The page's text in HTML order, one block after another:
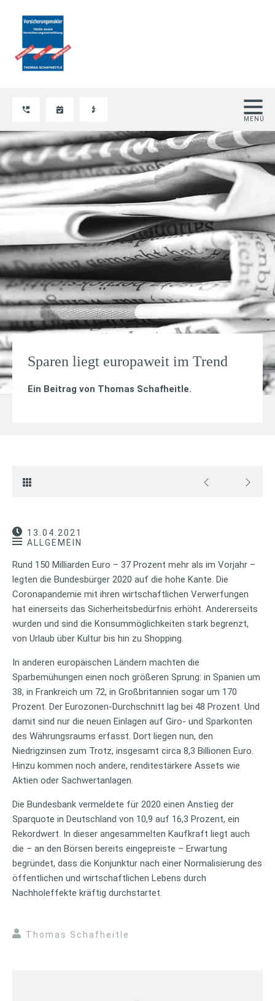
Sparen liegt europaweit im Trend
Ein Beitrag von Thomas Schafheitle.
13.04.2021
ALLGEMEIN
Rund 150 Milliarden Euro – 37 Prozent mehr als im Vorjahr –
legten die Bundesbürger 2020 auf die hohe Kante. Die
Coronapandemie mit ihren wirtschaftlichen Verwerfungen
hat einerseits das Sicherheitsbedürfnis erhöht. Andererseits
wurden und sind die Konsummöglichkeiten stark begrenzt,
von Urlaub über Kultur bis hin zu Shopping.
In anderen europäischen Ländern machten die
Sparbemühungen einen noch größeren Sprung: in Spanien um
38, in Frankreich um 72, in Großbritannien sogar um 170
Prozent. Der Eurozonen-Durchschnitt lag bei 48 Prozent. Und
damit sind nur die neuen Einlagen auf Giro- und Sparkonten
des Währungsraums erfasst. Dort liegen nun, den
Niedrigzinsen zum Trotz, insgesamt circa 8,3 Billionen Euro.
Hinzu kommen noch andere, renditestärkere Assets wie
Aktien oder Sachwertanlagen.
Die Bundesbank vermeldete für 2020 einen Anstieg der
Sparquote in Deutschland von 10,9 auf 16,3 Prozent, ein
Rekordwert. In dieser angesammelten Kaufkraft liegt auch
die – an den Börsen bereits eingepreiste – Erwartung
begründet, dass die Konjunktur nach einer Normalisierung des
öffentlichen und wirtschaftlichen Lebens durch
Nachholeffekte kräftig durchstartet.
Thomas Schafheitle